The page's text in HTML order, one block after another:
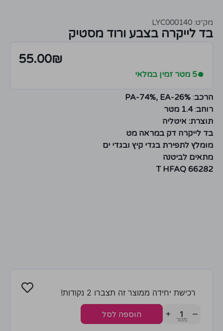
מק״ט: LYC000140
בד לייקרה בצבע ורוד מסטיק
55.00₪
●5 מטר זמין במלאי
הרכב:
PA-74%, EA-26%
רוחב:1.4 מטר
תוצרת: איטליה
בד לייקרה דק במראה מט
מומלץ לתפירת בגדי קיץ ובגדי ים
מתאים לביטנה
T HFAQ 66282
רכישת יחידה ממוצר זה תצברו 2 נקודות!
−
+ הוספה לסל